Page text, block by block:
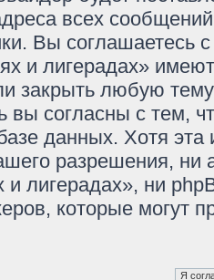
всех
Вы
и лигерадах»
закрыть любую
вы согласны с тем,
данных. Хотя
разрешения, ни
лигерадах», ни
которые могут